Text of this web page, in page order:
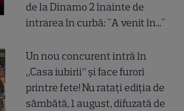
de la Dinamo 2 înainte de
intrarea în curbă: "A venit în..."
Un nou concurent intră în
„Casa iubirii” și face furori
printre fete! Nu ratați ediția de
sâmbătă, 1 august, difuzată de